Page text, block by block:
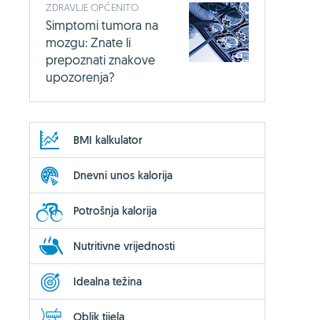
ZDRAVLJE OPĆENITO
Simptomi tumora na
mozgu: Znate li
prepoznati znakove
upozorenja?
BMI kalkulator
Dnevni unos kalorija
Potrošnja kalorija
Nutritivne vrijednosti
Idealna težina
Oblik tijela